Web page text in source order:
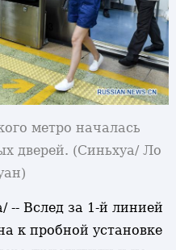
метро началась
дверей. (Синьхуа/ Ло
-- Вслед за 1-й линией
к пробной установке